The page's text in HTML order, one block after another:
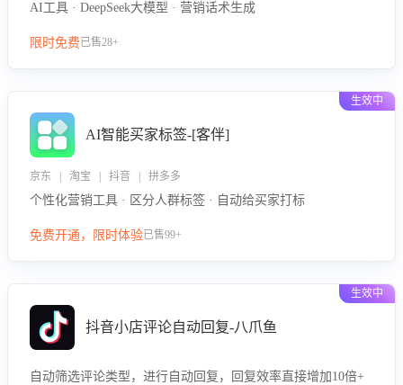
AI工具 · DeepSeek大模型 · 营销话术生成
限时免费已售28+
生效中
AI智能买家标签-[客伴]
京东 | 淘宝 | 抖音 | 拼多多
个性化营销工具 · 区分人群标签 · 自动给买家打标
免费开通，限时体验已售99+
生效中
抖音小店评论自动回复-八爪鱼
自动筛选评论类型，进行自动回复，回复效率直接增加10倍+